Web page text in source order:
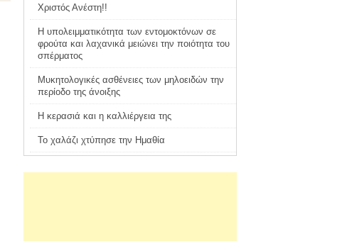
Χριστός Ανέστη!!
Η υπολειμματικότητα των εντομοκτόνων σε
φρούτα και λαχανικά μειώνει την ποιότητα του
σπέρματος
Μυκητολογικές ασθένειες των μηλοειδών την
περίοδο της άνοιξης
Η κερασιά και η καλλιέργεια της
Το χαλάζι χτύπησε την Ημαθία